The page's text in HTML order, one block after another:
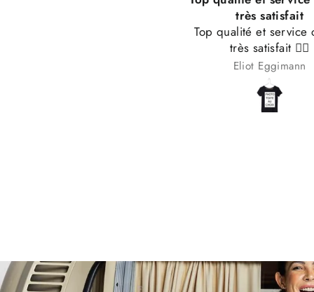
Livraison très rapide,
rapport qualité prix.
que je recommande.
merci.
Kirsty Erb